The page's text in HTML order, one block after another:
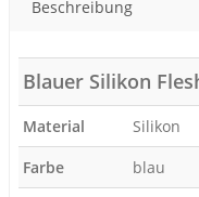
Beschreibung
Blauer Silikon
Material
Silikon
Farbe
blau